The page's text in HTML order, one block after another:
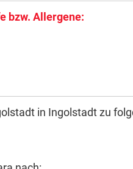
bzw. Allergene:
in Ingolstadt zu